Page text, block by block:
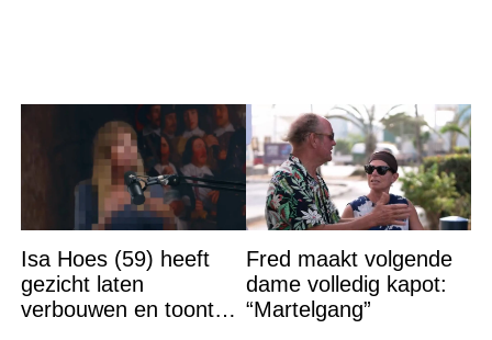
Isa Hoes (59) heeft
gezicht laten
verbouwen en toont
Fred maakt volgende
dame volledig kapot:
“Martelgang”